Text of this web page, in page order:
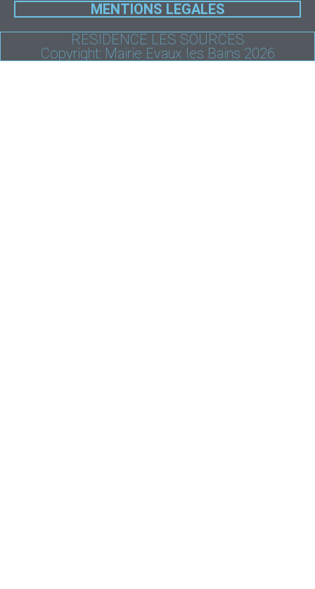
MENTIONS LEGALES
RESIDENCE LES SOURCES
Copyright: Mairie Evaux les Bains 2026